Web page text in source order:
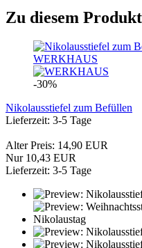
Zu diesem
-30%
Nikolausstiefel zum Befüllen
Lieferzeit: 3-5 Tage
Alter Preis: 14,90 EUR
Nur 10,43 EUR
Lieferzeit: 3-5 Tage